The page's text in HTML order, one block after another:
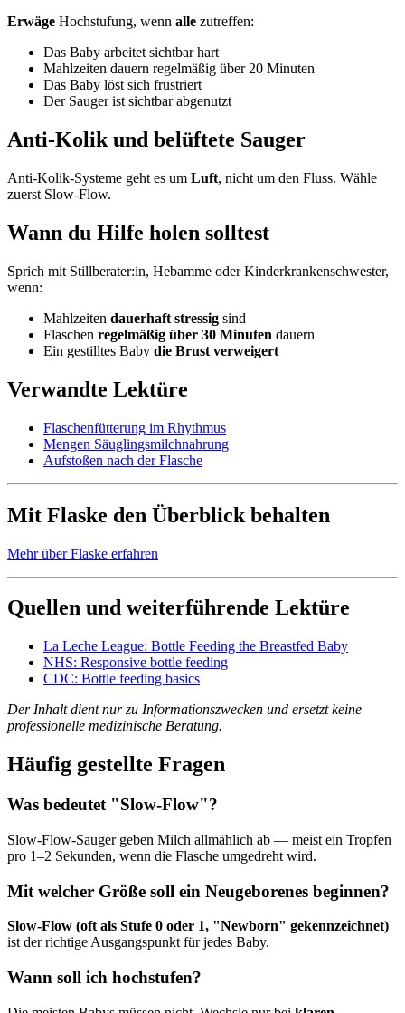
Erwäge Hochstufung, wenn alle zutreffen:
Das Baby arbeitet sichtbar hart
Mahlzeiten dauern regelmäßig über 20 Minuten
Das Baby löst sich frustriert
Der Sauger ist sichtbar abgenutzt
Anti-Kolik und belüftete Sauger
Anti-Kolik-Systeme geht es um Luft, nicht um den Fluss. Wähle
zuerst Slow-Flow.
Wann du Hilfe holen solltest
Sprich mit Stillberater:in, Hebamme oder Kinderkrankenschwester,
wenn:
Mahlzeiten dauerhaft stressig sind
Flaschen regelmäßig über 30 Minuten dauern
Ein gestilltes Baby die Brust verweigert
Verwandte Lektüre
Flaschenfütterung im Rhythmus
Mengen Säuglingsmilchnahrung
Aufstoßen nach der Flasche
Mit Flaske den Überblick behalten
Mehr über Flaske erfahren
Quellen und weiterführende Lektüre
La Leche League: Bottle Feeding the Breastfed Baby
NHS: Responsive bottle feeding
CDC: Bottle feeding basics
Der Inhalt dient nur zu Informationszwecken und ersetzt keine
professionelle medizinische Beratung.
Häufig gestellte Fragen
Was bedeutet "Slow-Flow"?
Slow-Flow-Sauger geben Milch allmählich ab — meist ein Tropfen
pro 1–2 Sekunden, wenn die Flasche umgedreht wird.
Mit welcher Größe soll ein Neugeborenes beginnen?
Slow-Flow (oft als Stufe 0 oder 1, "Newborn" gekennzeichnet)
ist der richtige Ausgangspunkt für jedes Baby.
Wann soll ich hochstufen?